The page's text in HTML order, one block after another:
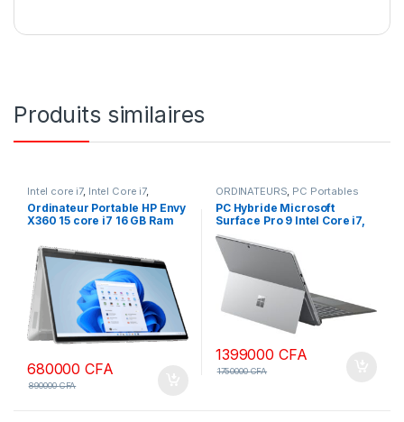
Produits similaires
Intel core i7, Intel Core i7,
ORDINATEURS PC Portables
Ordinateur Portable HP Envy
X360 15 core i7 16 GB Ram
tactile 15.6 pouces
680000CFA
890000CFA
ORDINATEURS, PC Portables
PC Hybride Microsoft
Surface Pro 9 Intel Core i7,
16 Ram DDR4 512 SSD
Stockage Platinium écran
tactile
1399000 CFA
1750000CFA